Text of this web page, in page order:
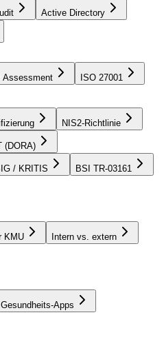
Active Directory
Assessment ISO 27001
NIS2-Richtlinie
(DORA)
/ KRITIS BSI TR-03161
KMU Intern vs. extern
Apps